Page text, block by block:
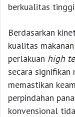
berkualitas
Berdasarkan
kualitas
perlakuan high
secara
memastikan
perpindahan
konvensional